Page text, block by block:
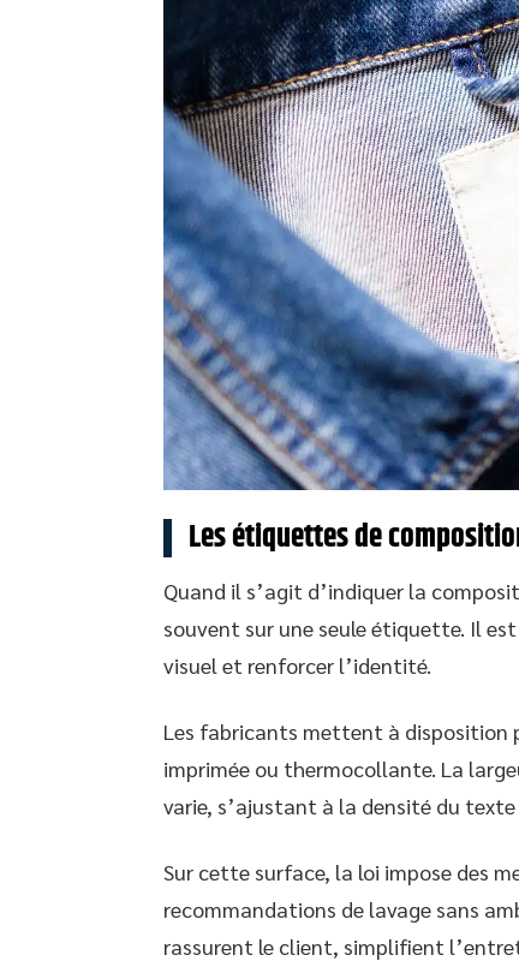
Les étiquettes de
Quand il s’agit d’indiquer la
souvent sur une seule étiquette. Il
visuel et renforcer l’identité.
Les fabricants mettent à disposition
imprimée ou thermocollante. La
varie, s’ajustant à la densité du
Sur cette surface, la loi impose des
recommandations de lavage sans
rassurent le client, simplifient